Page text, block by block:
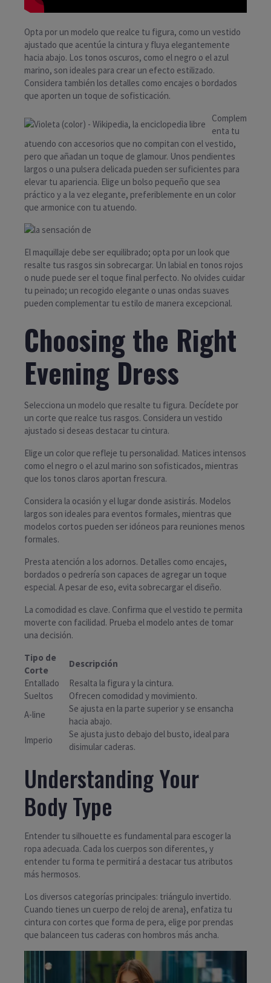
Opta por un modelo que realce tu figura, como un vestido
ajustado que acentúe la cintura y fluya elegantemente
hacia abajo. Los tonos oscuros, como el negro o el azul
marino, son ideales para crear un efecto estilizado.
Considera también los detalles como encajes o bordados
que aporten un toque de sofisticación.
Complem
enta tu
atuendo con accesorios que no compitan con el vestido,
pero que añadan un toque de glamour. Unos pendientes
largos o una pulsera delicada pueden ser suficientes para
elevar tu apariencia. Elige un bolso pequeño que sea
práctico y a la vez elegante, preferiblemente en un color
que armonice con tu atuendo.
El maquillaje debe ser equilibrado; opta por un look que
resalte tus rasgos sin sobrecargar. Un labial en tonos rojos
o nude puede ser el toque final perfecto. No olvides cuidar
tu peinado; un recogido elegante o unas ondas suaves
pueden complementar tu estilo de manera excepcional.
Choosing the Right
Evening Dress
Selecciona un modelo que resalte tu figura. Decídete por
un corte que realce tus rasgos. Considera un vestido
ajustado si deseas destacar tu cintura.
Elige un color que refleje tu personalidad. Matices intensos
como el negro o el azul marino son sofisticados, mientras
que los tonos claros aportan frescura.
Considera la ocasión y el lugar donde asistirás. Modelos
largos son ideales para eventos formales, mientras que
modelos cortos pueden ser idóneos para reuniones menos
formales.
Presta atención a los adornos. Detalles como encajes,
bordados o pedrería son capaces de agregar un toque
especial. A pesar de eso, evita sobrecargar el diseño.
La comodidad es clave. Confirma que el vestido te permita
moverte con facilidad. Prueba el modelo antes de tomar
una decisión.
Tipo de
Corte
Descripción
Entallado
Resalta la figura y la cintura.
Sueltos
Ofrecen comodidad y movimiento.
A-line
Se ajusta en la parte superior y se ensancha
hacia abajo.
Imperio
Se ajusta justo debajo del busto, ideal para
disimular caderas.
Understanding Your
Body Type
Entender tu silhouette es fundamental para escoger la
ropa adecuada. Cada los cuerpos son diferentes, y
entender tu forma te permitirá a destacar tus atributos
más hermosos.
Los diversos categorías principales: triángulo invertido.
Cuando tienes un cuerpo de reloj de arena}, enfatiza tu
cintura con cortes que forma de pera, elige por prendas
que balanceen tus caderas con hombros más ancha.